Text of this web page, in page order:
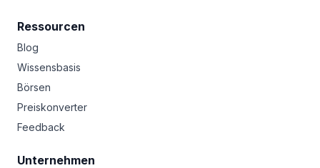
Ressourcen
Blog
Wissensbasis
Börsen
Preiskonverter
Feedback
Unternehmen